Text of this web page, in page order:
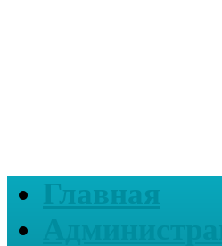
Главная